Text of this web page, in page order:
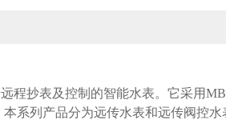
抄表及控制的智能水表。它采用
系列产品分为远传水表和远传阀控